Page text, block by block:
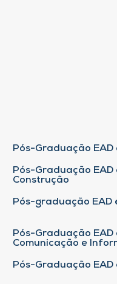
Pós-Graduação
Pós-Graduação
Construção
Pós-graduação EAD
Pós-Graduação EAD
Comunicação e
Pós-Graduação